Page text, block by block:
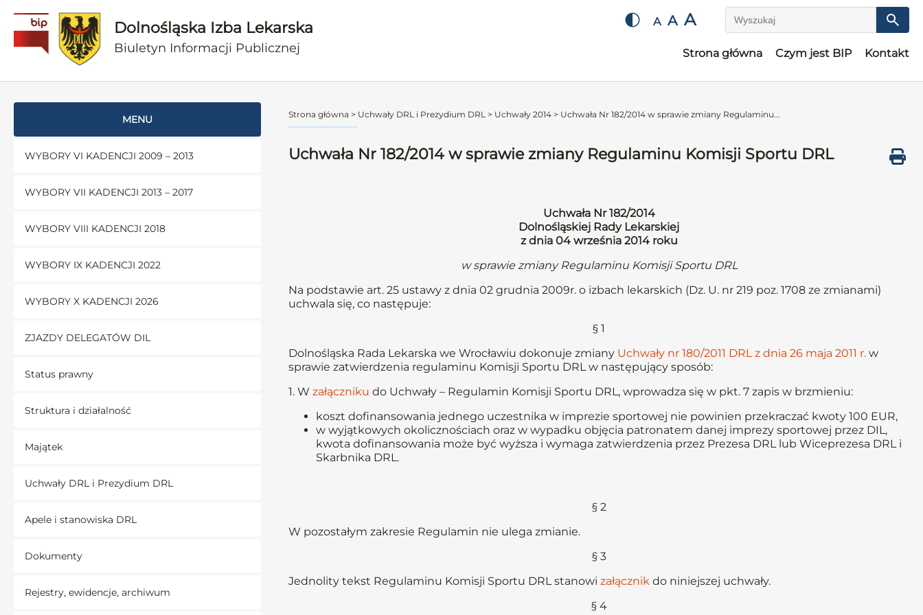
Dolnośląska Izba Lekarska
Biuletyn Informacji Publicznej
A A A Wyszukaj
Strona główna Czym jest BIP Kontakt
MENU
WYBORY VI KADENCJI 2009 – 2013
WYBORY VII KADENCJI 2013 – 2017
WYBORY VIII KADENCJI 2018
WYBORY IX KADENCJI 2022
WYBORY X KADENCJI 2026
ZJAZDY DELEGATÓW DIL
Status prawny
Struktura i działalność
Majątek
Uchwały DRL i Prezydium DRL
Apele i stanowiska DRL
Dokumenty
Rejestry, ewidencje, archiwum
Strona główna > Uchwały DRL i Prezydium DRL > Uchwały 2014 > Uchwała Nr 182/2014 w sprawie zmiany Regulaminu...
Uchwała Nr 182/2014 w sprawie zmiany Regulaminu Komisji Sportu DRL
Uchwała Nr 182/2014
Dolnośląskiej Rady Lekarskiej
z dnia 04 września 2014 roku
w sprawie zmiany Regulaminu Komisji Sportu DRL
Na podstawie art. 25 ustawy z dnia 02 grudnia 2009r. o izbach lekarskich (Dz. U. nr 219 poz. 1708 ze zmianami)
uchwala się, co następuje:
§ 1
Dolnośląska Rada Lekarska we Wrocławiu dokonuje zmiany Uchwały nr 180/2011 DRL z dnia 26 maja 2011 r. w
sprawie zatwierdzenia regulaminu Komisji Sportu DRL w następujący sposób:
1. W załączniku do Uchwały – Regulamin Komisji Sportu DRL, wprowadza się w pkt. 7 zapis w brzmieniu:
koszt dofinansowania jednego uczestnika w imprezie sportowej nie powinien przekraczać kwoty 100 EUR,
w wyjątkowych okolicznościach oraz w wypadku objęcia patronatem danej imprezy sportowej przez DIL,
kwota dofinansowania może być wyższa i wymaga zatwierdzenia przez Prezesa DRL lub Wiceprezesa DRL i
Skarbnika DRL.
§ 2
W pozostałym zakresie Regulamin nie ulega zmianie.
§ 3
Jednolity tekst Regulaminu Komisji Sportu DRL stanowi załącznik do niniejszej uchwały.
§ 4